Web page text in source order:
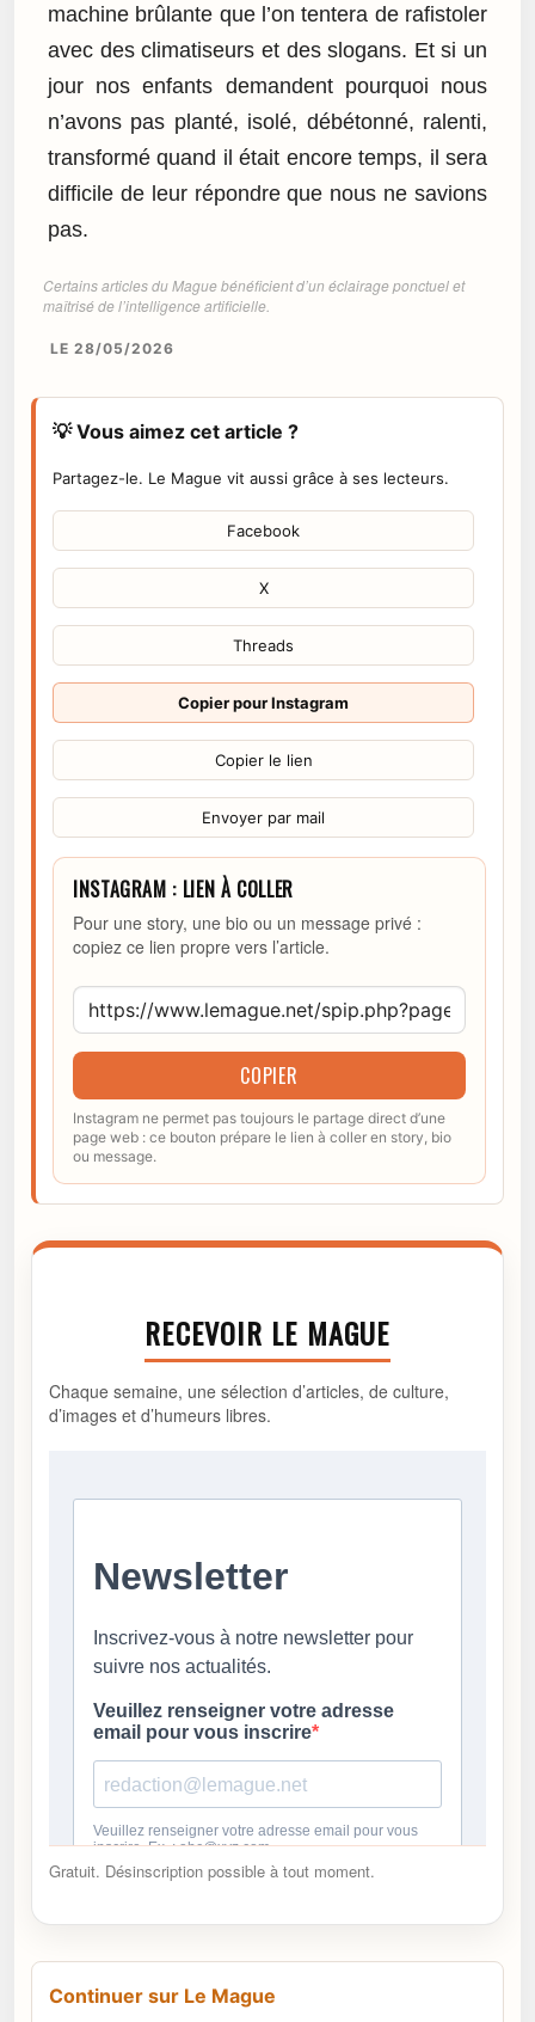
machine brûlante que l’on tentera de rafistoler
avec des climatiseurs et des slogans. Et si un
jour nos enfants demandent pourquoi nous
n’avons pas planté, isolé, débétonné, ralenti,
transformé quand il était encore temps, il sera
difficile de leur répondre que nous ne savions
pas.
Certains articles du Mague bénéficient d’un éclairage ponctuel et
maîtrisé de l’intelligence artificielle.
LE 28/05/2026
💡 Vous aimez cet article ?
Partagez-le. Le Mague vit aussi grâce à ses lecteurs.
Facebook
X
Threads
Copier pour Instagram
Copier le lien
Envoyer par mail
INSTAGRAM : LIEN À COLLER
Pour une story, une bio ou un message privé :
copiez ce lien propre vers l’article.
COPIER
Instagram ne permet pas toujours le partage direct d’une
page web : ce bouton prépare le lien à coller en story, bio
ou message.
RECEVOIR LE MAGUE
Chaque semaine, une sélection d’articles, de culture,
d’images et d’humeurs libres.
Gratuit. Désinscription possible à tout moment.
Continuer sur Le Mague